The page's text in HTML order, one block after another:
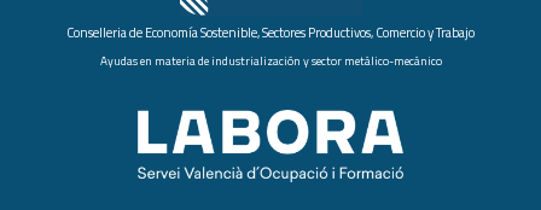
Conselleria de Economía Sostenible, Sectores Productivos, Comercio y Trabajo
Ayudas en materia de industrialización y sector metálico-mecánico